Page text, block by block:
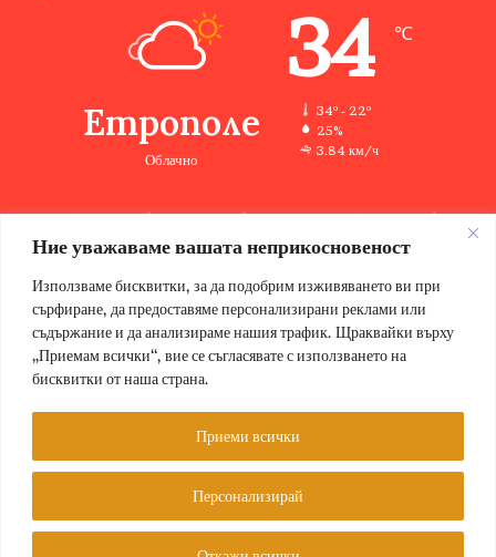
Ние уважаваме вашата неприкосновеност
Използваме бисквитки, за да подобрим изживяването ви при
сърфиране, да предоставяме персонализирани реклами или
съдържание и да анализираме нашия трафик. Щраквайки върху
„Приемам всички“, вие се съгласявате с използването на
бисквитки от наша страна.
Персонализирай
Приеми всички
Етрополе
Облачно
34 ℃
34º - 22º
25%
3.84 км/ч
33 ℃ 35 ℃ 33 ℃ 33 ℃
© Copyright 2026, Всички права запазени Етрополе за хората |
Designed by ZWEBSolutions
Условия за ползване
Facebook